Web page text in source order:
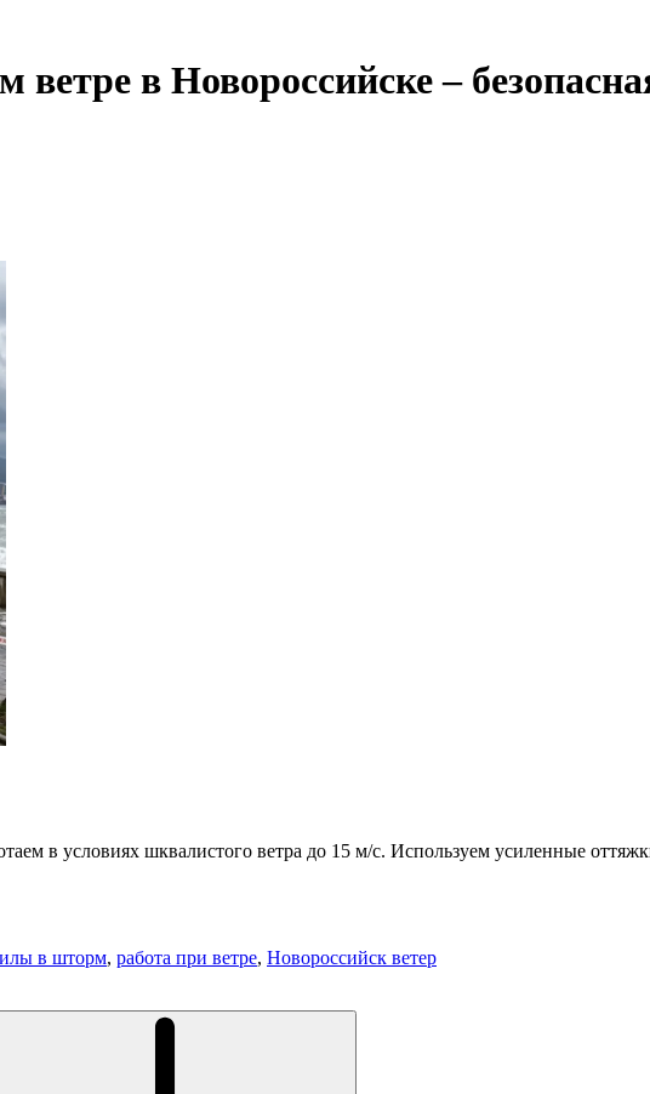
ветре в Новороссийске –
в условиях шквалистого ветра до 15 м/с. Используем усиленные
в шторм, работа при ветре, Новороссийск ветер